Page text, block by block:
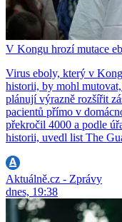
V Kongu hrozí mutace
Virus eboly, který v
historii, by mohl
plánují výrazně rozšířit
pacientů přímo v
překročil 4000 a podle
historii, uvedl list The
Aktuálně.cz - Zprávy
dnes, 19:38